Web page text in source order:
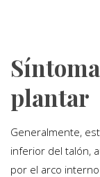
plantar
Generalmente,
inferior del talón,
por el arco